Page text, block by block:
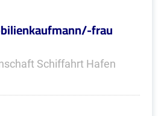
frau
Schiffahrt Hafen